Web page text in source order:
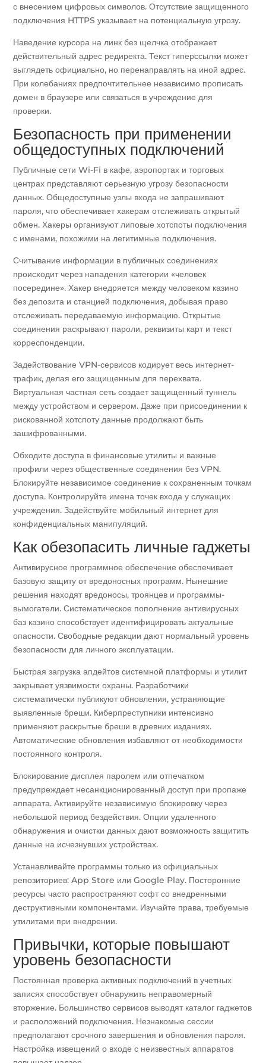
с внесением цифровых символов. Отсутствие защищенного
подключения HTTPS указывает на потенциальную угрозу.
Наведение курсора на линк без щелчка отображает
действительный адрес редиректа. Текст гиперссылки может
выглядеть официально, но перенаправлять на иной адрес.
При колебаниях предпочтительнее независимо прописать
домен в браузере или связаться в учреждение для
проверки.
Безопасность при применении
общедоступных подключений
Публичные сети Wi-Fi в кафе, аэропортах и торговых
центрах представляют серьезную угрозу безопасности
данных. Общедоступные узлы входа не запрашивают
пароля, что обеспечивает хакерам отслеживать открытый
обмен. Хакеры организуют липовые хотспоты подключения
с именами, похожими на легитимные подключения.
Считывание информации в публичных соединениях
происходит через нападения категории «человек
посередине». Хакер внедряется между человеком казино
без депозита и станцией подключения, добывая право
отслеживать передаваемую информацию. Открытые
соединения раскрывают пароли, реквизиты карт и текст
корреспонденции.
Задействование VPN-сервисов кодирует весь интернет-
трафик, делая его защищенным для перехвата.
Виртуальная частная сеть создает защищенный туннель
между устройством и сервером. Даже при присоединении к
рискованной хотспоту данные продолжают быть
зашифрованными.
Обходите доступа в финансовые утилиты и важные
профили через общественные соединения без VPN.
Блокируйте независимое соединение к сохраненным точкам
доступа. Контролируйте имена точек входа у служащих
учреждения. Задействуйте мобильный интернет для
конфиденциальных манипуляций.
Как обезопасить личные гаджеты
Антивирусное программное обеспечение обеспечивает
базовую защиту от вредоносных программ. Нынешние
решения находят вредоносы, троянцев и программы-
вымогатели. Систематическое пополнение антивирусных
баз казино способствует идентифицировать актуальные
опасности. Свободные редакции дают нормальный уровень
безопасности для личного эксплуатации.
Быстрая загрузка апдейтов системной платформы и утилит
закрывает уязвимости охраны. Разработчики
систематически публикуют обновления, устраняющие
выявленные бреши. Киберпреступники интенсивно
применяют раскрытые бреши в древних изданиях.
Автоматические обновления избавляют от необходимости
постоянного контроля.
Блокирование дисплея паролем или отпечатком
предупреждает несанкционированный доступ при пропаже
аппарата. Активируйте независимую блокировку через
небольшой период бездействия. Опции удаленного
обнаружения и очистки данных дают возможность защитить
данные на исчезнувших устройствах.
Устанавливайте программы только из официальных
репозиториев: App Store или Google Play. Посторонние
ресурсы часто распространяют софт со внедренными
деструктивными компонентами. Изучайте права, требуемые
утилитами при внедрении.
Привычки, которые повышают
уровень безопасности
Постоянная проверка активных подключений в учетных
записях способствует обнаружить неправомерный
вторжение. Большинство сервисов выводят каталог гаджетов
и расположений подключения. Незнакомые сессии
предполагают срочного завершения и обновления пароля.
Настройка извещений о входе с неизвестных аппаратов